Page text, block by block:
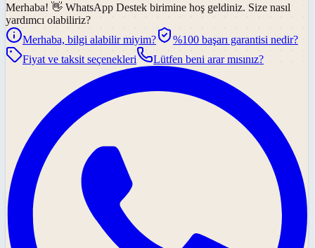
Merhaba! 👋 WhatsApp Destek birimine hoş geldiniz. Size nasıl
yardımcı olabiliriz?
Merhaba, bilgi alabilir miyim?
%100 başarı garantisi nedir?
Fiyat ve taksit seçenekleri
Lütfen beni arar mısınız?